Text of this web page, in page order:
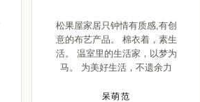
松果屋家居只钟情有质感,有创
意的布艺产品。 棉衣着，素生
活。 温室里的生活家，以梦为
马。 为美好生活，不遗余力
呆萌范